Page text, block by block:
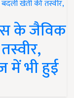
के जैविक
में भी हुई